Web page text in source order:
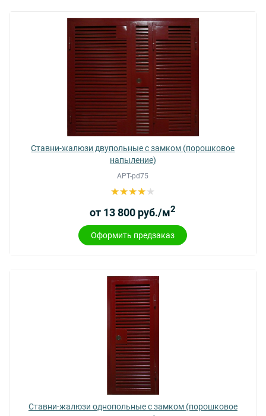
Ставни-жалюзи двупольные с замком (порошковое
напыление)
АРТ-pd75
от 13 800 руб./м2
Оформить предзаказ
Ставни-жалюзи однопольные с замком (порошковое